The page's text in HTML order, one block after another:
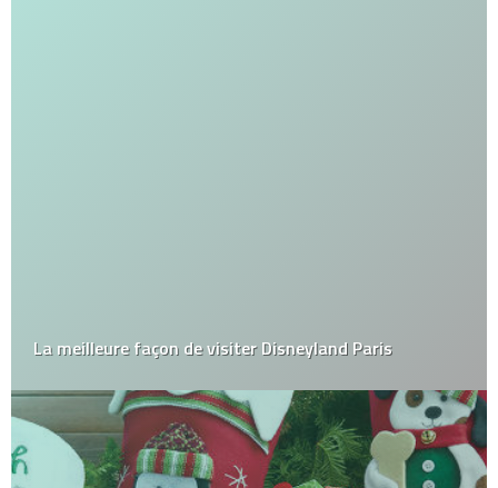
La meilleure façon de visiter Disneyland Paris